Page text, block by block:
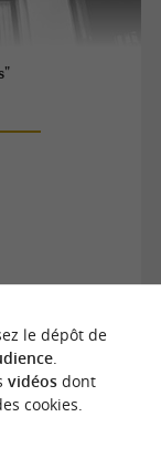
le dépôt de
.
vidéosdont
cookies.